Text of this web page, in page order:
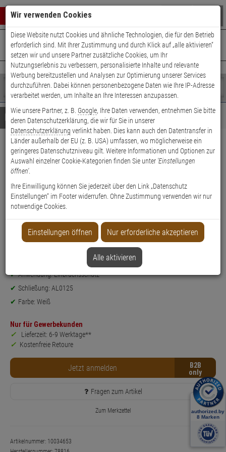
Warenkorb schließen
0 ARTIKEL IM WARENKORB
Ihr Warenkorb ist momentan leer.
Ergebnisse ()
Shop
durchsuchen
Bitte
geben
Sie
mindestens
Zeichen
ein,
um
Suche
Es
wurde
noch
Kategorien
Suche
gestartet
+49 (0)821 899 493-0Mo. - Do.: 8:00 - 16:30 | Fr.: 8:00 - 14:00 Uhr
Kontaktservice nutzen
Details Beratung
Abus FTR70 W AL0125
Fenster-Zusatzsicherung
Produktmerkmale
Datenblatt drucken
Produktinformationen
Sicherheitslevel: 4
Fenster-Zusatzschloss - Modell: FTR 70
Anwendung: Einbruchsschutz
Schließung: AL0125
Farbe: Weiß
Nur für Gewerbekunden
Lieferzeit: 6-9 Werktage**
Kostenfreie Retoure
Jetzt anmelden B2B
Fragen zum Artikel
Zum Merkzettel
Artikelnummer: 10034653
Wir verwenden Cookies
Diese Website nutzt Cookies und ähnliche Technologien, die für den Betrieb
erforderlich sind. Mit Ihrer Zustimmung und durch Klick auf „alle aktivieren“
setzen wir und unsere Partner zusätzliche Cookies, um Ihr
Nutzungserlebnis zu verbessern, personalisierte Inhalte und relevante
Werbung bereitzustellen und Analysen zur Optimierung unserer Services
durchzuführen. Dabei können personenbezogene Daten wie Ihre IP-Adresse
verarbeitet werden, um Inhalte an Ihre Interessen anzupassen.
Wie unsere Partner, z. B. Google, Ihre Daten verwenden, entnehmen Sie bitte
deren Datenschutzerklärung, die wir für Sie in unserer
Datenschutzerklärung verlinkt haben. Dies kann auch den Datentransfer in
Länder außerhalb der EU (z. B. USA) umfassen, wo möglicherweise ein
geringeres Datenschutzniveau gilt. Weitere Informationen und Optionen zur
Auswahl einzelner Cookie-Kategorien finden Sie unter 'Einstellungen
öffnen'.
Ihre Einwilligung können Sie jederzeit über den Link „Datenschutz
Einstellungen“ im Footer widerrufen. Ohne Zustimmung verwenden wir nur
notwendige Cookies.
Einstellungen öffnen Nur erforderliche akzeptieren
Alle aktivieren